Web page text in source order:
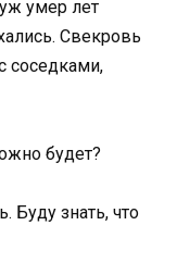
умер лет
Свекровь
соседками,
будет?
Буду знать, что